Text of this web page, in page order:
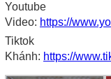
Youtube
Video: https://
Khánh: https://